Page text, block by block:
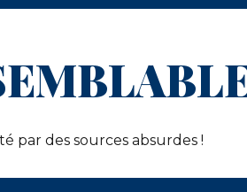
par des sources absurdes !